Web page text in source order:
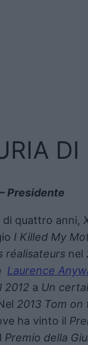
DI
Presidente
di quattro anni,
I Killed My
réalisateurs nel
Laurence
2012 a Un
2013 Tom on
ha vinto il
Premio della